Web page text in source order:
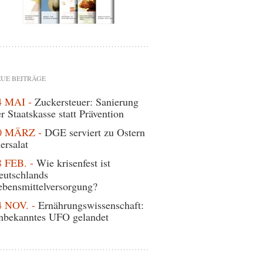
BEITRÄGE
MAI - Zuckersteuer: Sanierung
Staatskasse statt Prävention
MÄRZ - DGE serviert zu Ostern
FEB. - Wie krisenfest ist
NOV. - Ernährungswissenschaft:
UFO gelandet